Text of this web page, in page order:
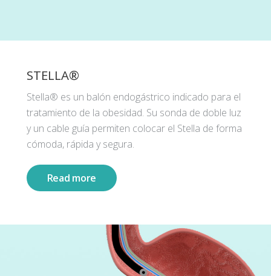
STELLA®
Stella® es un balón endogástrico indicado para el
tratamiento de la obesidad. Su sonda de doble luz
y un cable guía permiten colocar el Stella de forma
cómoda, rápida y segura.
Read more